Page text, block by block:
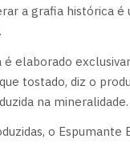
a grafia histórica
é elaborado
tostado, diz o
na mineralidade.
o